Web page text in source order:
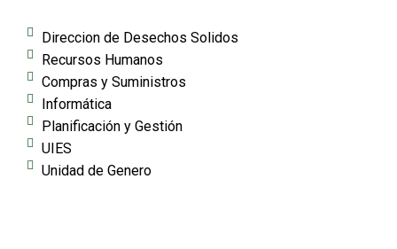
Direccion de Desechos Solidos
Recursos Humanos
Compras y Suministros
Informática
Planificación y Gestión
UIES
Unidad de Genero